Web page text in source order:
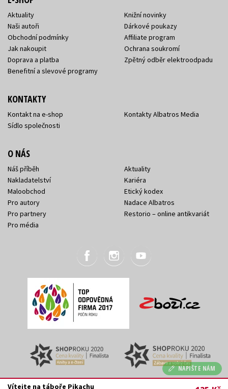
Vítejte na táboře Pikachu
NAPIŠTE NÁM
Aktuality
Naši autoři
Obchodní podmínky
Jak nakoupit
Doprava a platba
Benefitní a slevové programy
Knižní novinky
Dárkové poukazy
Affiliate program
Ochrana soukromí
Zpětný odběr elektroodpadu
KONTAKTY
Kontakt na e-shop
Sídlo společnosti
Kontakty Albatros Media
O NÁS
Náš příběh
Nakladatelství
Maloobchod
Pro autory
Pro partnery
Pro média
Aktuality
Kariéra
Etický kodex
Nadace Albatros
Restorio – online antikvariát